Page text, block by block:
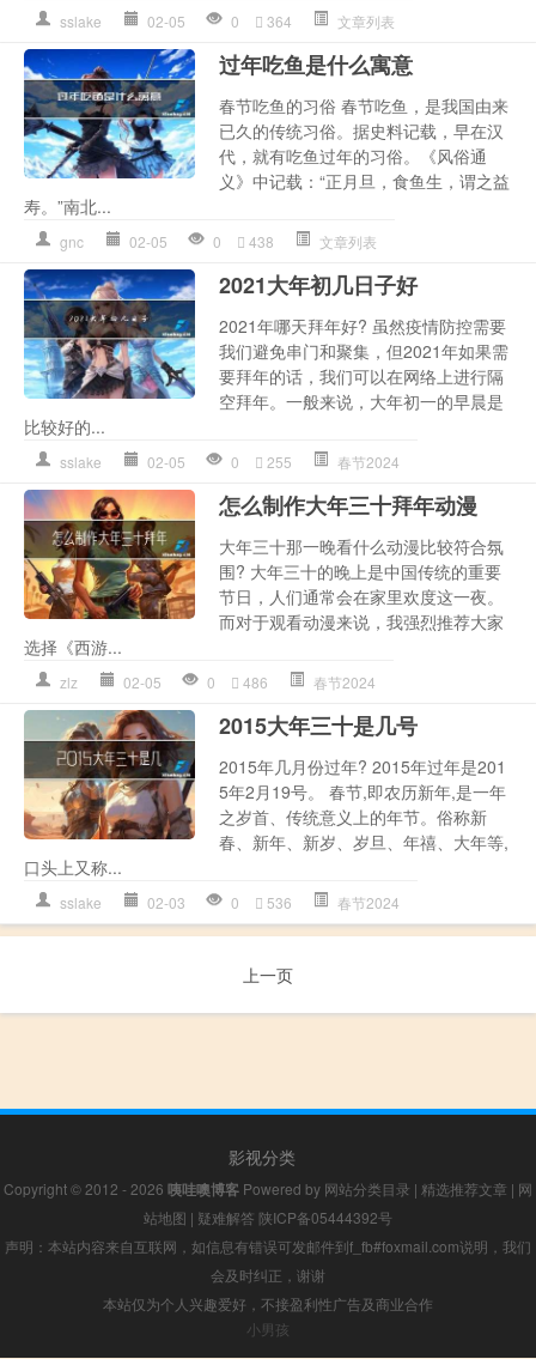
sslake 02-05 0 364 文章列表
过年吃鱼是什么寓意
春节吃鱼的习俗 春节吃鱼，是我国由来
已久的传统习俗。据史料记载，早在汉
代，就有吃鱼过年的习俗。《风俗通
义》中记载：“正月旦，食鱼生，谓之益
寿。”南北...
gnc 02-05 0 438 文章列表
2021大年初几日子好
2021年哪天拜年好? 虽然疫情防控需要
我们避免串门和聚集，但2021年如果需
要拜年的话，我们可以在网络上进行隔
空拜年。一般来说，大年初一的早晨是
比较好的...
sslake 02-05 0 255 春节2024
怎么制作大年三十拜年动漫
大年三十那一晚看什么动漫比较符合氛
围? 大年三十的晚上是中国传统的重要
节日，人们通常会在家里欢度这一夜。
而对于观看动漫来说，我强烈推荐大家
选择《西游...
zlz 02-05 0 486 春节2024
2015大年三十是几号
2015年几月份过年? 2015年过年是201
5年2月19号。 春节,即农历新年,是一年
之岁首、传统意义上的年节。俗称新
春、新年、新岁、岁旦、年禧、大年等,
口头上又称...
sslake 02-03 0 536 春节2024
上一页
影视分类
Copyright © 2012 - 2026 咦哇噢博客 Powered by 网站分类目录 | 精选推荐文章 | 网
站地图 | 疑难解答 陕ICP备05444392号
声明：本站内容来自互联网，如信息有错误可发邮件到f_fb#foxmail.com说明，我们
会及时纠正，谢谢
本站仅为个人兴趣爱好，不接盈利性广告及商业合作
小男孩